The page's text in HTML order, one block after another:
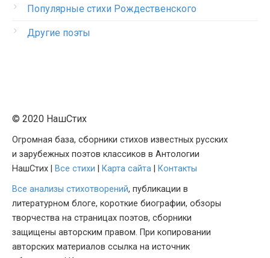
Популярные стихи Рождественского
Другие поэты
© 2020 НашСтих
Огромная база, сборники стихов известных русских
и зарубежных поэтов классиков в Антологии
НашСтих |
Все стихи Карта сайта
Контакты
Все анализы стихотворений, публикации в
литературном блоге, короткие биографии, обзоры
творчества на страницах поэтов, сборники
защищены авторским правом. При копировании
авторских материалов ссылка на источник